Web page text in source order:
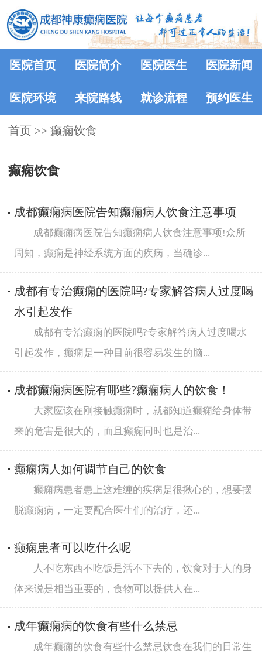
医院首页 医院简介 医院医生 医院新闻
医院环境 来院路线 就诊流程 预约医生
首页 >> 癫痫饮食
癫痫饮食
成都癫痫病医院告知癫痫病人饮食注意事项
成都癫痫病医院告知癫痫病人饮食注意事项!众所
周知，癫痫是神经系统方面的疾病，当确诊...
成都有专治癫痫的医院吗?专家解答病人过度喝
水引起发作
成都有专治癫痫的医院吗?专家解答病人过度喝水
引起发作，癫痫是一种目前很容易发生的脑...
成都癫痫病医院有哪些?癫痫病人的饮食！
大家应该在刚接触癫痫时，就都知道癫痫给身体带
来的危害是很大的，而且癫痫同时也是治...
癫痫病人如何调节自己的饮食
癫痫病患者患上这难缠的疾病是很揪心的，想要摆
脱癫痫病，一定要配合医生们的治疗，还...
癫痫患者可以吃什么呢
人不吃东西不吃饭是活不下去的，饮食对于人的身
体来说是相当重要的，食物可以提供人在...
成年癫痫病的饮食有些什么禁忌
成年癫痫的饮食有些什么禁忌饮食在我们的日常生